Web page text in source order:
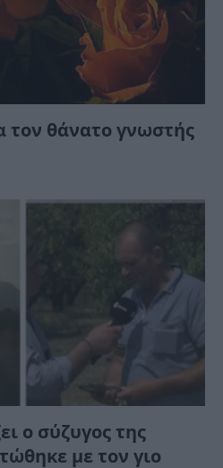
τον θάνατο γνωστής
ο σύζυγος της
με τον γιο